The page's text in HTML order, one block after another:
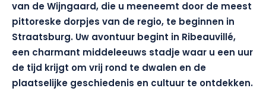
van de Wijngaard, die u meeneemt door de meest
pittoreske dorpjes van de regio, te beginnen in
Straatsburg. Uw avontuur begint in Ribeauvillé,
een charmant middeleeuws stadje waar u een uur
de tijd krijgt om vrij rond te dwalen en de
plaatselijke geschiedenis en cultuur te ontdekken.